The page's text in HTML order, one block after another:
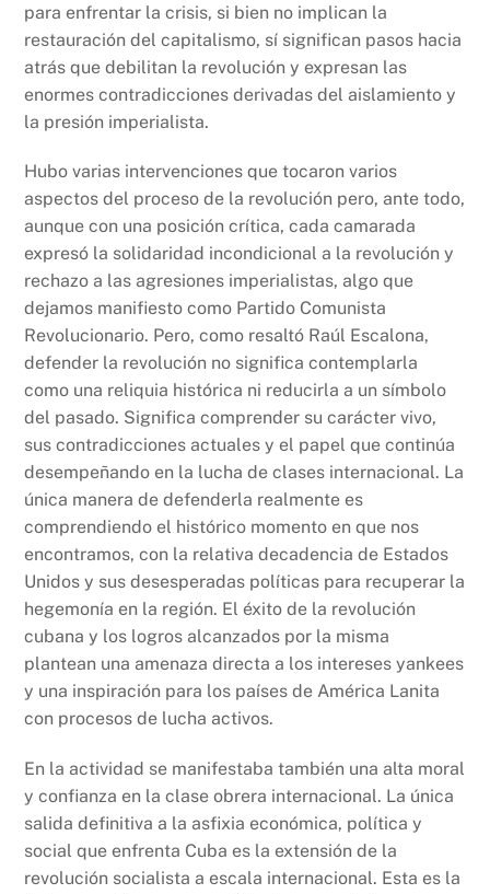
para enfrentar la crisis, si bien no implican la
restauración del capitalismo, sí significan pasos hacia
atrás que debilitan la revolución y expresan las
enormes contradicciones derivadas del aislamiento y
la presión imperialista.
Hubo varias intervenciones que tocaron varios
aspectos del proceso de la revolución pero, ante todo,
aunque con una posición crítica, cada camarada
expresó la solidaridad incondicional a la revolución y
rechazo a las agresiones imperialistas, algo que
dejamos manifiesto como Partido Comunista
Revolucionario. Pero, como resaltó Raúl Escalona,
defender la revolución no significa contemplarla
como una reliquia histórica ni reducirla a un símbolo
del pasado. Significa comprender su carácter vivo,
sus contradicciones actuales y el papel que continúa
desempeñando en la lucha de clases internacional. La
única manera de defenderla realmente es
comprendiendo el histórico momento en que nos
encontramos, con la relativa decadencia de Estados
Unidos y sus desesperadas políticas para recuperar la
hegemonía en la región. El éxito de la revolución
cubana y los logros alcanzados por la misma
plantean una amenaza directa a los intereses yankees
y una inspiración para los países de América Lanita
con procesos de lucha activos.
En la actividad se manifestaba también una alta moral
y confianza en la clase obrera internacional. La única
salida definitiva a la asfixia económica, política y
social que enfrenta Cuba es la extensión de la
revolución socialista a escala internacional. Esta es la